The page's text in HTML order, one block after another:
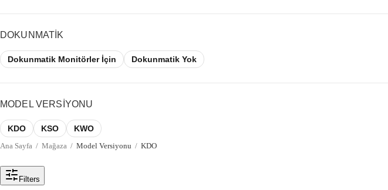
DOKUNMATIK
Dokunmatik Monitörler İçin Dokunmatik Yok
MODEL VERSIYONU
KDO KSO KWO
Ana Sayfa / Mağaza / Model Versiyonu / KDO
Filters